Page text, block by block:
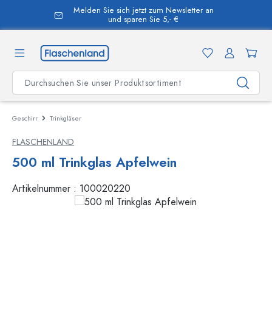
springen
Melden Sie sich jetzt zum Newsletter an
und sparen Sie 5,- €
Geschirr Trinkgläser
FLASCHENLAND
500 ml Trinkglas Apfelwein
Artikelnummer : 100020220